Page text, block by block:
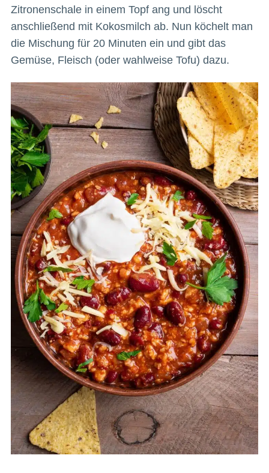
Zitronenschale in einem Topf ang und löscht
anschließend mit Kokosmilch ab. Nun köchelt man
die Mischung für 20 Minuten ein und gibt das
Gemüse, Fleisch (oder wahlweise Tofu) dazu.